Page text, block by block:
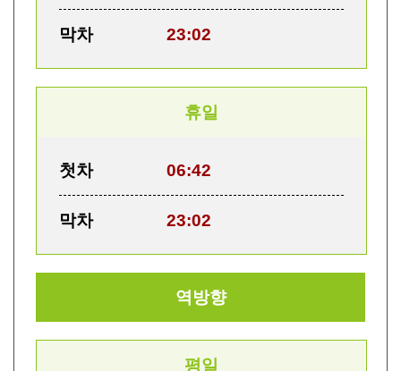
막차 23:02
휴일
첫차 06:42
막차 23:02
역방향
평일